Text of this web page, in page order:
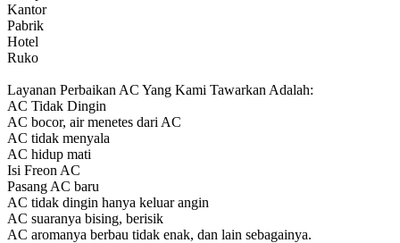
Kantor
Pabrik
Hotel
Ruko
Layanan Perbaikan AC Yang Kami Tawarkan Adalah:
AC Tidak Dingin
AC bocor, air menetes dari AC
AC tidak menyala
AC hidup mati
Isi Freon AC
Pasang AC baru
AC tidak dingin hanya keluar angin
AC suaranya bising, berisik
AC aromanya berbau tidak enak, dan lain sebagainya.